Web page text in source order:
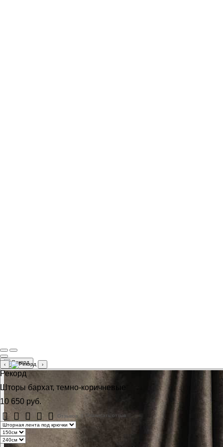
‹ ›
Рекорд
Шторы бархат, темно-коричневые
10 650 руб.
Отзывов: 0 Написать отзыв